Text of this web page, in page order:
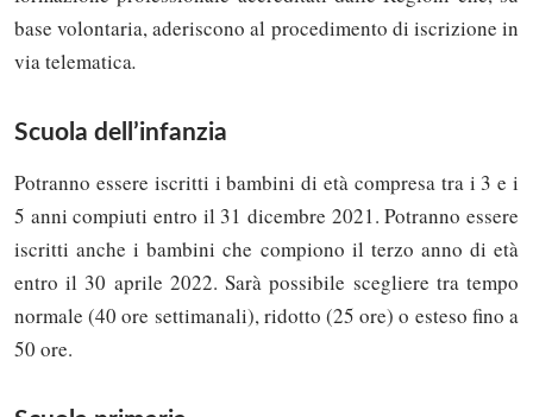
base volontaria, aderiscono al procedimento di iscrizione in
via telematica.
Scuola dell’infanzia
Potranno essere iscritti i bambini di età compresa tra i 3 e i
5 anni compiuti entro il 31 dicembre 2021. Potranno essere
iscritti anche i bambini che compiono il terzo anno di età
entro il 30 aprile 2022. Sarà possibile scegliere tra tempo
normale (40 ore settimanali), ridotto (25 ore) o esteso fino a
50 ore.